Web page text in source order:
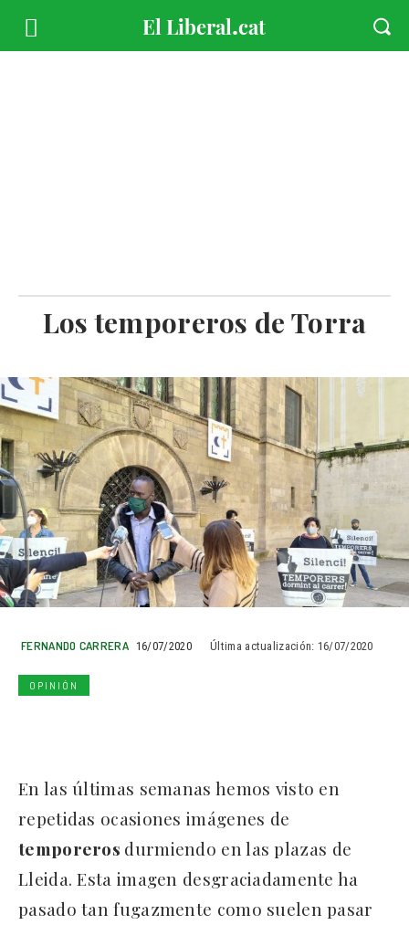
Los temporeros de Torra
FERNANDO CARRERA 16/07/2020 Última actualización: 16/07/2020
OPINIÓN
En las últimas semanas hemos visto en
repetidas ocasiones imágenes de
temporeros durmiendo en las plazas de
Lleida. Esta imagen desgraciadamente ha
pasado tan fugazmente como suelen pasar